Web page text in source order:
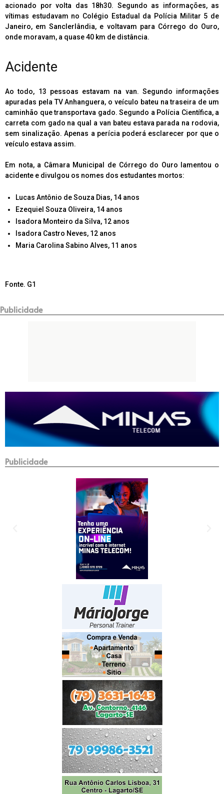
acionado por volta das 18h30. Segundo as informações, as
vítimas estudavam no Colégio Estadual da Polícia Militar 5 de
Janeiro, em Sanclerlândia, e voltavam para Córrego do Ouro,
onde moravam, a quase 40 km de distância.
Acidente
Ao todo, 13 pessoas estavam na van. Segundo informações
apuradas pela TV Anhanguera, o veículo bateu na traseira de um
caminhão que transportava gado. Segundo a Polícia Científica, a
carreta com gado na qual a van bateu estava parada na rodovia,
sem sinalização. Apenas a perícia poderá esclarecer por que o
veículo estava assim.
Em nota, a Câmara Municipal de Córrego do Ouro lamentou o
acidente e divulgou os nomes dos estudantes mortos:
Lucas Antônio de Souza Dias, 14 anos
Ezequiel Souza Oliveira, 14 anos
Isadora Monteiro da Silva, 12 anos
Isadora Castro Neves, 12 anos
Maria Carolina Sabino Alves, 11 anos
Fonte. G1
Publicidade
Publicidade